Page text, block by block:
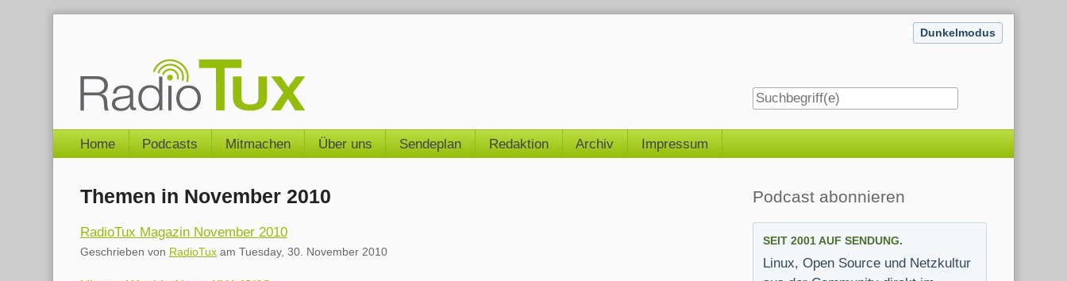
Dunkelmodus
Navigation
Home Podcasts Mitmachen Über uns Sendeplan Redaktion Archiv Impressum
Themen in November 2010
RadioTux Magazin November 2010
Geschrieben von RadioTuxam Tuesday, 30. November 2010
Seitenleiste
Podcast abonnieren
SEIT 2001 AUF SENDUNG.
Linux, Open Source und Netzkultur